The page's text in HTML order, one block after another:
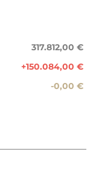
317.812,00 €
+150.084,00 €
-0,00 €